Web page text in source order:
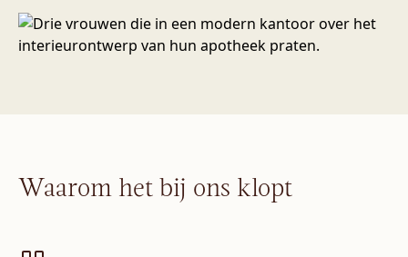
Waarom het bij ons klopt